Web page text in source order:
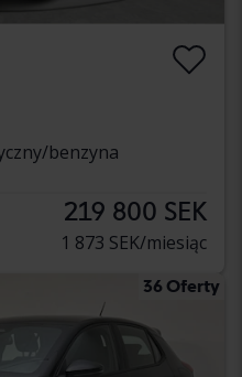
benzyna
219 800 SEK
1 873 SEK/miesiąc
36 Oferty